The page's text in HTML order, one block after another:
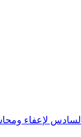
لإعفاء